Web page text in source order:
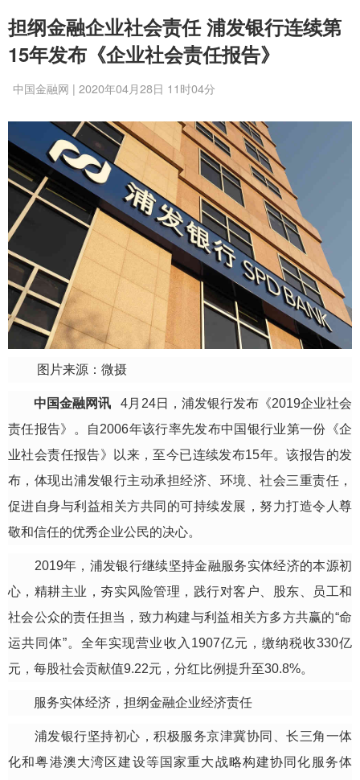
担纲金融企业社会责任 浦发银行连续第
15年发布《企业社会责任报告》
中国金融网 | 2020年04月28日 11时04分
图片来源：微摄
中国金融网讯 4月24日， 浦发银行发布《2019企业社会
责任报告》。自2006年该行率先发布中国银行业第一份《企
业社会责任报告》以来，至今已连续发布15年。该报告的发
布，体现出浦发银行主动承担经济、环境、社会三重责任，
促进自身与利益相关方共同的可持续发展，努力打造令人尊
敬和信任的优秀企业公民的决心。
2019年，浦发银行继续坚持金融服务实体经济的本源初
心，精耕主业，夯实风险管理，践行对客户、股东、员工和
社会公众的责任担当，致力构建与利益相关方多方共赢的“命
运共同体”。全年实现营业收入1907亿元，缴纳税收330亿
元，每股社会贡献值9.22元，分红比例提升至30.8%。
服务实体经济，担纲金融企业经济责任
浦发银行坚持初心，积极服务京津冀协同、长三角一体
化和粤港澳大湾区建设等国家重大战略构建协同化服务体